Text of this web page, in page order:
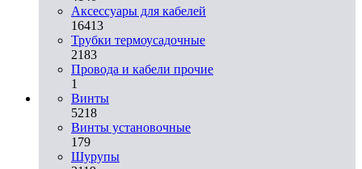
Аксессуары для кабелей
16413
Трубки термоусадочные
2183
Провода и кабели прочие
1
Винты
5218
Винты установочные
179
Шурупы